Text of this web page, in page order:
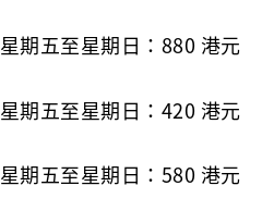
期五至星期日：880 港元
期五至星期日：420 港元
期五至星期日：580 港元